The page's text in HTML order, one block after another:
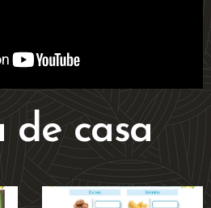
de casa